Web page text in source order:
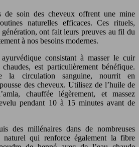
de soin des cheveux offrent une mine
naturelles efficaces. Ces rituels,
ont fait leurs preuves au fil du
à nos besoins modernes.
consistant à masser le cuir
est particulièrement bénéfique.
la circulation sanguine, nourrit en
des cheveux. Utilisez de l’huile de
chauffée légèrement, et massez
pendant 10 à 15 minutes avant de
des millénaires dans de nombreuses
naturel qui renforce également la fibre